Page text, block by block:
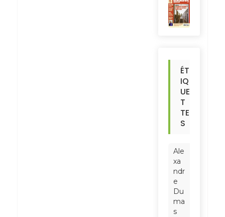
ÉT
IQ
UE
T
TE
S
Ale
xa
ndr
e
Du
ma
s